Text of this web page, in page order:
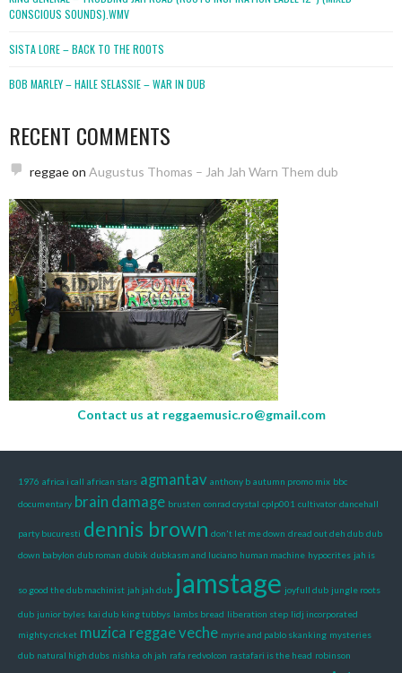
CONSCIOUS SOUNDS).WMV
SISTA LORE – BACK TO THE ROOTS
BOB MARLEY – HAILE SELASSIE – WAR IN DUB
RECENT COMMENTS
reggaeon Augustus Thomas – Jah Jah Warn Them dub
Contact us at reggaemusic.ro@gmail.com
1976 africa i call african stars agmantav anthony b autumn promo mix bbc
documentary brain damage brusten conrad crystal cplp001 cultivator dancehall
party bucuresti dennis brown don't let me down dread out deh dub dub
down babylon dub roman dubik dubkasm and luciano human machine hypocrites jah is
so good the dub machinist jah jah dub jamstage joyfull dub jungle roots
dub junior byles kai dub king tubbys lambs bread liberation step lidj incorporated
mighty cricket muzica reggae veche myrie and pablo skanking mysteries
dub natural high dubs nishka oh jah rafa redvolcon rastafari is the head robinson